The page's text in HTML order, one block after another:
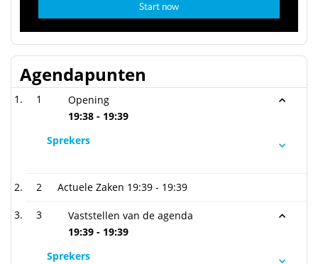
Agendapunten
1
Opening
19:38 - 19:39
Sprekers
2 Actuele Zaken 19:39 - 19:39
3
Vaststellen van de agenda
19:39 - 19:39
Sprekers